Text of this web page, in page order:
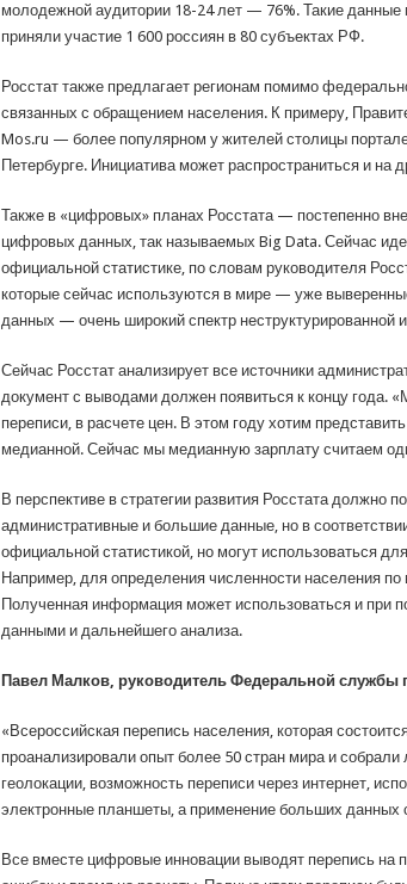
молодежной аудитории 18-24 лет — 76%. Такие
приняли участие 1 600 россиян в 80 субъектах РФ.
Росстат также предлагает регионам помимо
связанных с обращением населения. К примеру,
Mos.ru — более популярном у жителей столицы
Петербурге. Инициатива может распространиться и на
Также в «цифровых» планах Росстата — постепенно
цифровых данных, так называемых Big Data. Сейчас
официальной статистике, по словам руководителя
которые сейчас используются в мире — уже
данных — очень широкий спектр
Сейчас Росстат анализирует все источники
документ с выводами должен появиться к концу
переписи, в расчете цен. В этом году хотим
медианной. Сейчас мы медианную зарплату считаем
В перспективе в стратегии развития Росстата
административные и большие данные, но в
официальной статистикой, но могут использоваться
Например, для определения численности населения
Полученная информация может использоваться и при
данными и дальнейшего анализа.
Павел Малков, руководитель Федеральной службы
«Всероссийская перепись населения, которая
проанализировали опыт более 50 стран мира и
геолокации, возможность переписи через интернет,
электронные планшеты, а применение больших данных
Все вместе цифровые инновации выводят перепись на